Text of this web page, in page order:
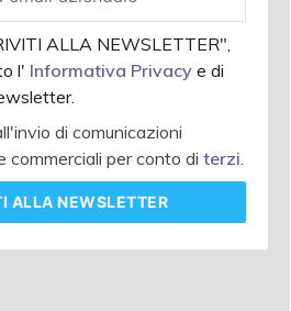
ALLA NEWSLETTER",
l' Informativa Privacy e di
di comunicazioni
commerciali per conto di terzi.
ALLA NEWSLETTER